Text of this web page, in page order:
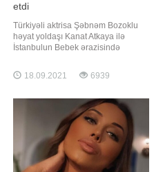
etdi
Türkiyəli aktrisa Şəbnəm Bozoklu
həyat yoldaşı Kanat Atkaya ilə
İstanbulun Bebek ərazisində
xəbər verir ki, aktrisa müxbirlərlə
söhbət edərkən ikinci əl geyimlər
da alıram. Amma bu təbiətə zərər
verir. Ona görə az istifad
18.09.2021 6939